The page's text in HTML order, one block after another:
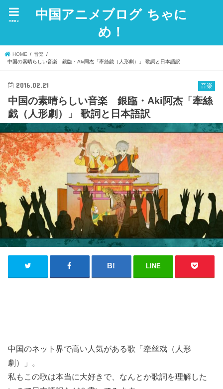
中国アニメブログ ちゃに
め！
menu
HOME
音楽
中国の素晴らしい音楽 銀臨・Aki阿杰「牽絲戯（人形劇）」 歌詞と日本語訳
音楽
2016.02.21
中国の素晴らしい音楽 銀臨・Aki阿杰「牽絲
戯（人形劇）」 歌詞と日本語訳
LINE
中国のネット界で高い人気がある歌「牵丝戏（人形
劇）」。
私もこの歌は本当に大好きで、なんとか歌詞を理解した